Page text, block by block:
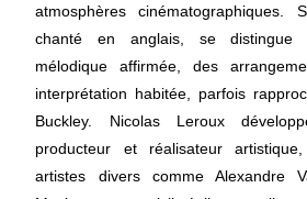
atmosphères cinématographiques.
chanté en anglais, se distingue
mélodique affirmée, des
interprétation habitée, parfois
Buckley. Nicolas Leroux
producteur et réalisateur
artistes divers comme Alexandre